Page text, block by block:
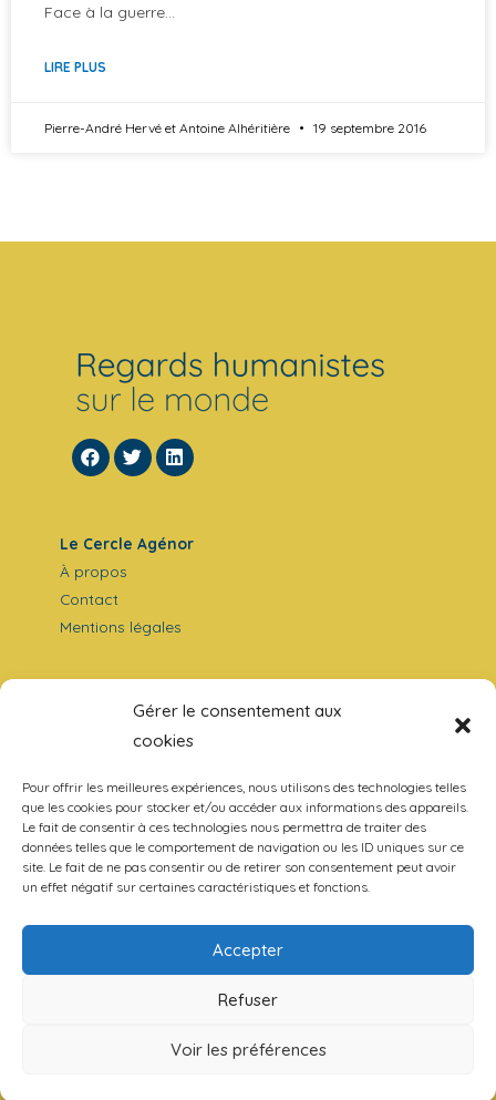
Gérer le consentement aux
cookies
Pour offrir les meilleures expériences, nous utilisons des technologies telles
que les cookies pour stocker et/ou accéder aux informations des appareils.
Le fait de consentir à ces technologies nous permettra de traiter des
données telles que le comportement de navigation ou les ID uniques sur ce
site. Le fait de ne pas consentir ou de retirer son consentement peut avoir
un effet négatif sur certaines caractéristiques et fonctions.
Accepter
Refuser
Voir les préférences
Face à la guerre…
LIRE PLUS
Pierre-André Hervé et Antoine Alhéritière 19 septembre 2016
Le Cercle Agénor
À propos
Contact
Mentions légales
Nos travaux
La Revue
Ecologie
Philosophie